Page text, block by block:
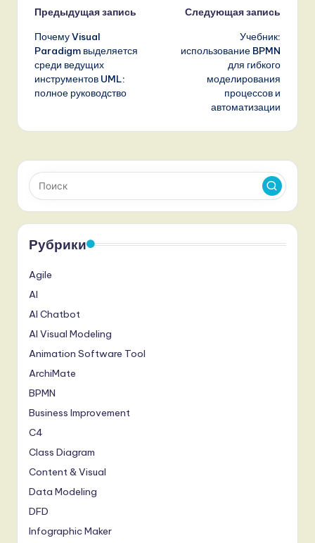
Навигация
записи
Предыдущая запись
Почему Visual
Paradigm выделяется
среди ведущих
инструментов UML:
полное руководство
Следующая запись
Учебник:
использование BPMN
для гибкого
моделирования
процессов и
автоматизации
Рубрики
Agile
AI
AI Chatbot
AI Visual Modeling
Animation Software Tool
ArchiMate
BPMN
Business Improvement
C4
Class Diagram
Content & Visual
Data Modeling
DFD
Infographic Maker